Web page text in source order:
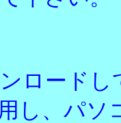
ロードし
し、パソ